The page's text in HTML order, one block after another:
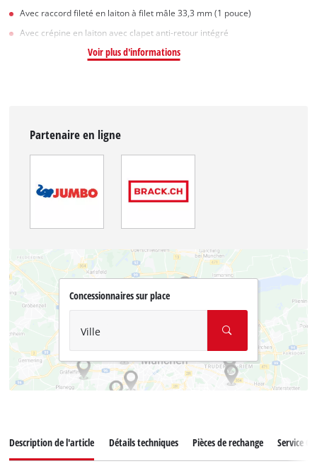
Avec raccord fileté en laiton à filet mâle 33,3 mm (1 pouce)
Avec crépine en laiton avec clapet anti-retour intégré
Voir plus d'informations
Partenaire en ligne
Concessionnaires sur place
Ville
Description de l'article Détails techniques Pièces de rechange Service